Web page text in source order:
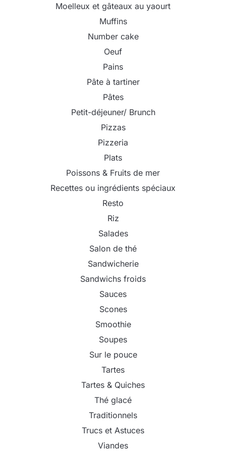
Moelleux et gâteaux au yaourt
Muffins
Number cake
Oeuf
Pains
Pâte à tartiner
Pâtes
Petit-déjeuner/ Brunch
Pizzas
Pizzeria
Plats
Poissons & Fruits de mer
Recettes ou ingrédients spéciaux
Resto
Riz
Salades
Salon de thé
Sandwicherie
Sandwichs froids
Sauces
Scones
Smoothie
Soupes
Sur le pouce
Tartes
Tartes & Quiches
Thé glacé
Traditionnels
Trucs et Astuces
Viandes